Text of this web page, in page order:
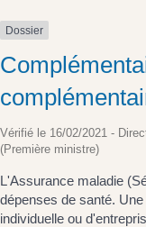
Dossier
Vérifié le 16/02/2021 -
(Première ministre)
L'Assurance maladie
dépenses de santé.
individuelle ou